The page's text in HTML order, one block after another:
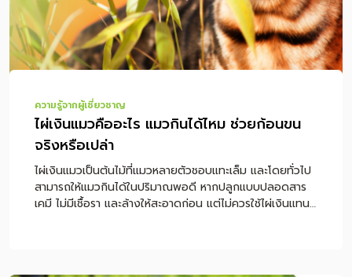
ความรู้จากผู้เชี่ยวชาญ
ไผ่เงินแมวคืออะไร แมวกินได้ไหม ช่วยก้อนขน
จริงหรือเปล่า
ไผ่เงินแมวเป็นต้นไม้ที่แมวหลายตัวชอบแทะเล็ม และโดยทั่วไป
สามารถให้แมวกินได้ในปริมาณพอดี หากปลูกแบบปลอดสาร
เคมี ไม่มีเชื้อรา และล้างให้สะอาดก่อน แต่ไม่ควรใช้ไผ่เงินแทน